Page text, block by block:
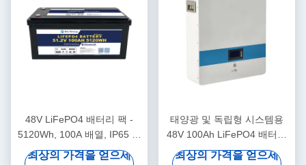
48V LiFePO4 배터리 팩 -
5120Wh, 100A 배열, IP65 장
치
최상의 가격을 얻으세
태양광 및 독립형 시스템용
48V 100Ah LiFePO4 배터리
팩
최상의 가격을 얻으세